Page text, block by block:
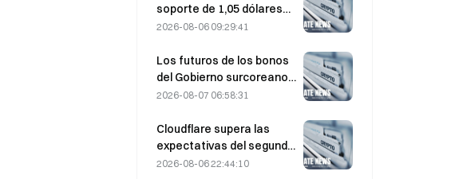
soporte de 1,05 dólares
mientras Ethereum se
con un volumen bajo
2026-08-06 09:29:41
Los futuros de los bonos
del Gobierno surcoreano
con vencimiento a 3 y 10
antes de la subasta de la
próxima semana
2026-08-07 06:58:31
Cloudflare supera las
expectativas del segundo
trimestre con unos
2026-08-06 22:44:10